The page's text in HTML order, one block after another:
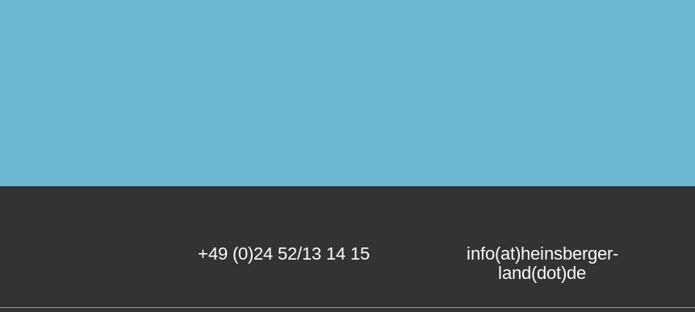
+49 (0)24 52/13 14 15
info(at)heinsberger-
land(dot)de